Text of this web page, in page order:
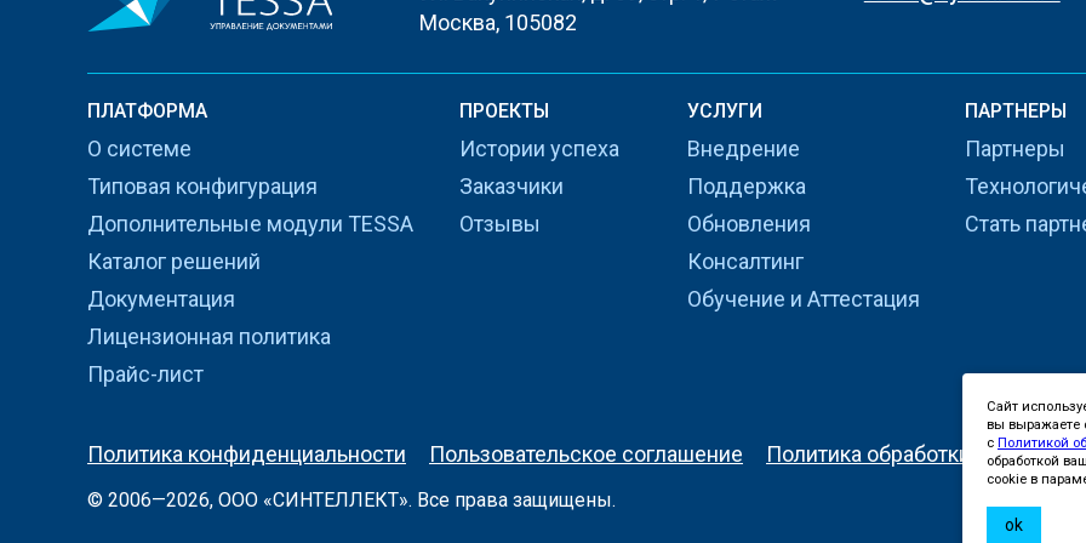
Москва, 105082
ПЛАТФОРМА
О системе
Типовая конфигурация
Дополнительные модули TESSA
Каталог решений
Документация
Лицензионная политика
Прайс-лист
ПРОЕКТЫ
Истории успеха
Заказчики
Отзывы
УСЛУГИ
Внедрение
Поддержка
Обновления
Консалтинг
Обучение и Аттестация
ПАРТНЕРЫ
Партнеры
Стать
Политика конфиденциальности Пользовательское соглашение Политика обработки
© 2006—2026, ООО «СИНТЕЛЛЕКТ». Все права защищены.
Сайт
вы выражаете
с Политикой
обработкой
cookie в
ok